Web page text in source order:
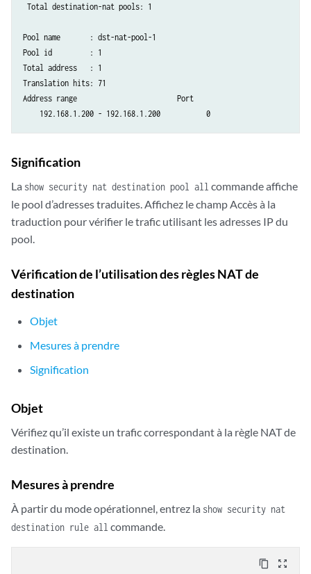
Total destination-nat pools: 1
Pool name       : dst-nat-pool-1
Pool id         : 1
Total address   : 1
Translation hits: 71
Address range                        Port
Signification
La show security nat destination pool all commande affiche
le pool d’adresses traduites. Affichez le champ Accès à la
traduction pour vérifier le trafic utilisant les adresses IP du
pool.
Vérification de l’utilisation des règles NAT de
destination
Objet
Mesures à prendre
Signification
Objet
Vérifiez qu’il existe un trafic correspondant à la règle NAT de
destination.
Mesures à prendre
À partir du mode opérationnel, entrez la show security nat
destination rule all commande.
content_copy zoom_out_map